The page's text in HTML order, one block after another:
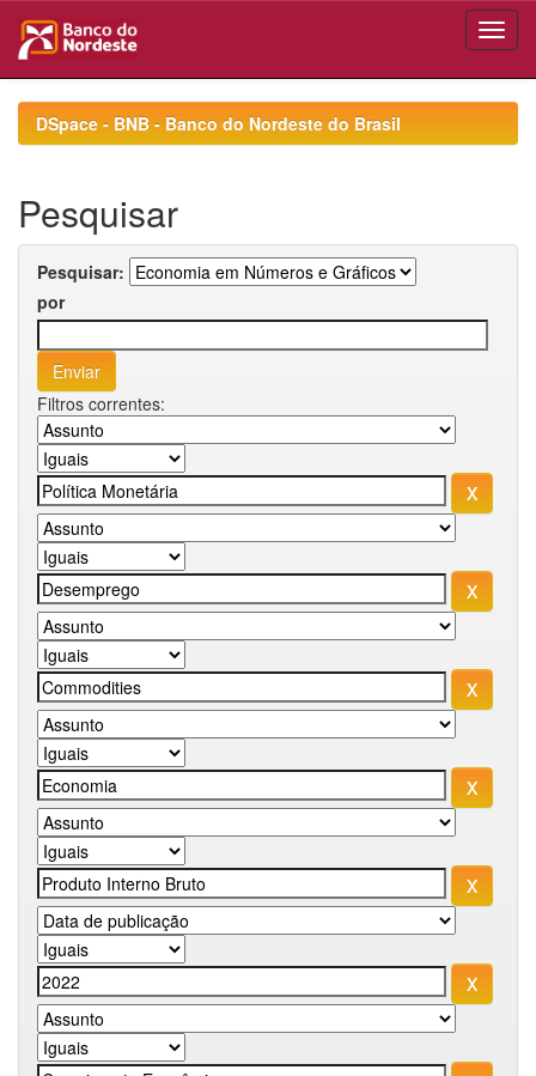
navigationDSpace - BNB - Banco do Nordeste do Brasil
Pesquisar
Pesquisar:
por
Filtros correntes: